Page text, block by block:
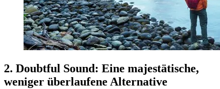
2. Doubtful Sound: Eine majestätische,
weniger überlaufene Alternative